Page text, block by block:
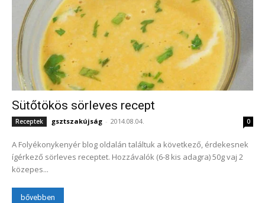
Sütőtökös sörleves recept
Receptek gsztszakújság - 2014.08.04. 0
A Folyékonykenyér blog oldalán találtuk a következő, érdekesnek
ígérkező sörleves receptet. Hozzávalók (6-8 kis adagra) 50g vaj 2
közepes...
bővebben